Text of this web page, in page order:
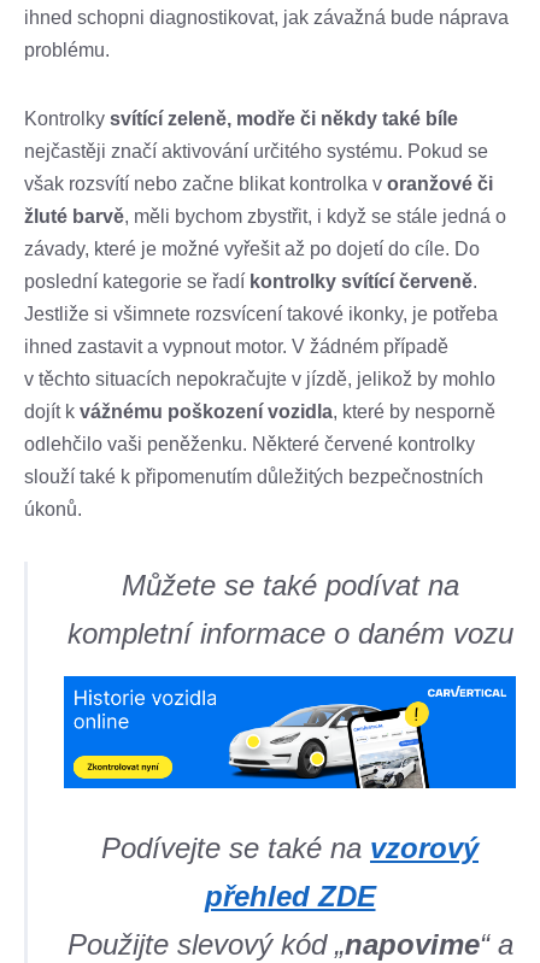
ihned schopni diagnostikovat, jak závažná bude náprava
problému.
Kontrolky svítící zeleně, modře či někdy také bíle
nejčastěji značí aktivování určitého systému. Pokud se
však rozsvítí nebo začne blikat kontrolka v oranžové či
žluté barvě, měli bychom zbystřit, i když se stále jedná o
závady, které je možné vyřešit až po dojetí do cíle. Do
poslední kategorie se řadí kontrolky svítící červeně.
Jestliže si všimnete rozsvícení takové ikonky, je potřeba
ihned zastavit a vypnout motor. V žádném případě
v těchto situacích nepokračujte v jízdě, jelikož by mohlo
dojít k vážnému poškození vozidla, které by nesporně
odlehčilo vaši peněženku. Některé červené kontrolky
slouží také k připomenutím důležitých bezpečnostních
úkonů.
Můžete se také podívat na
kompletní informace o daném vozu
Podívejte se také na vzorový
přehled ZDE
Použijte slevový kód „napovime“ a